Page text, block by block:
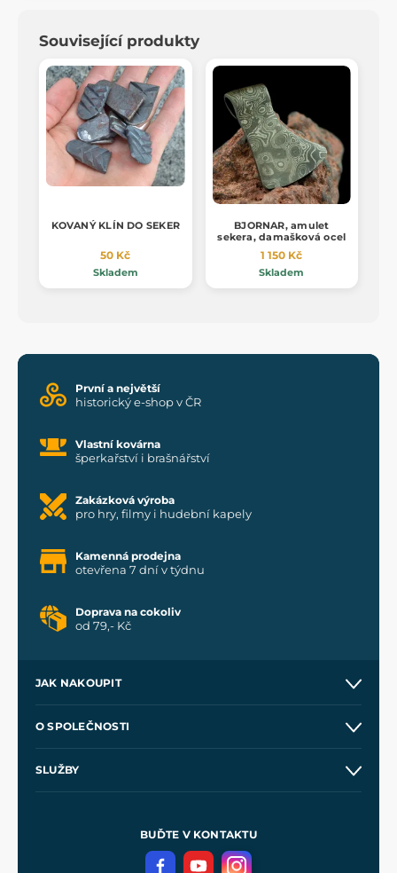
Související produkty
KOVANÝ KLÍN DO SEKER
50 Kč
Skladem
BJORNAR, amulet
sekera, damašková ocel
1 150 Kč
Skladem
První a největší
historický e-shop v ČR
Vlastní kovárna
šperkařství i brašnářství
Zakázková výroba
pro hry, filmy i hudební kapely
Kamenná prodejna
otevřena 7 dní v týdnu
Doprava na cokoliv
od 79,- Kč
JAK NAKOUPIT
Velkoobchod
O SPOLEČNOSTI
SLUŽBY
Meče pro Kingdom Come
BUĎTE V KONTAKTU